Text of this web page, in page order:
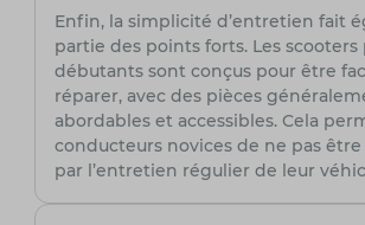
Enfin, la simplicité d’entretien fait
partie des points forts. Les scooters
débutants sont conçus pour être
réparer, avec des pièces
abordables et accessibles. Cela
conducteurs novices de ne pas
par l’entretien régulier de leur